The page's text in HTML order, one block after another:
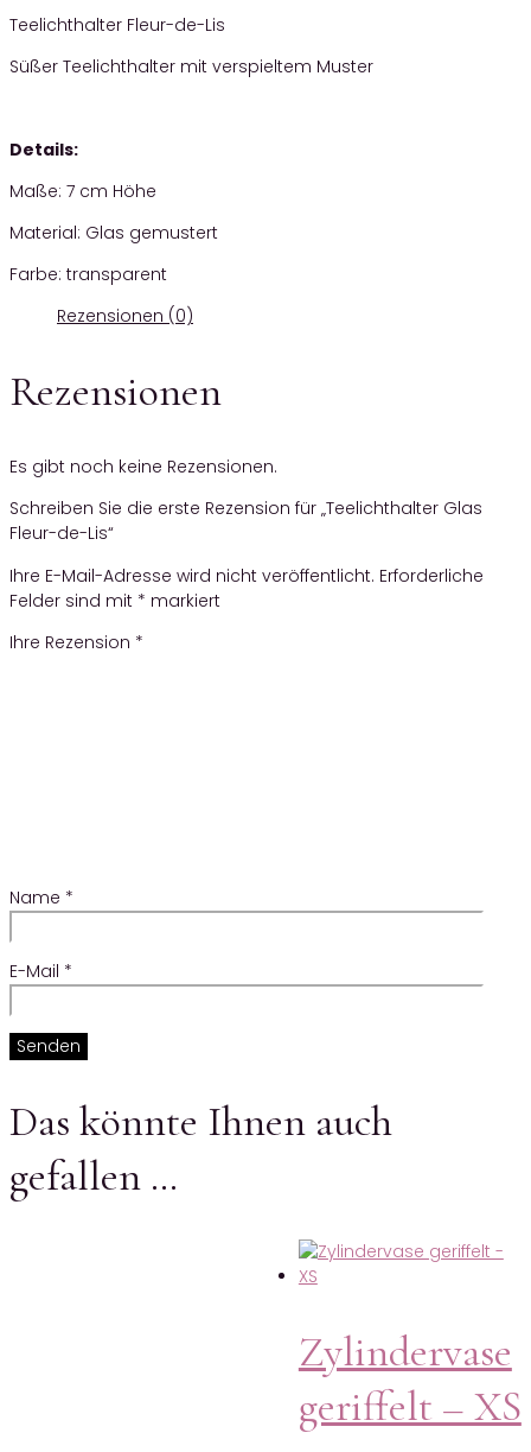
Teelichthalter Fleur-de-Lis
Süßer Teelichthalter mit verspieltem Muster
Details:
Maße: 7 cm Höhe
Material: Glas gemustert
Farbe: transparent
Rezensionen (0)
Rezensionen
Es gibt noch keine Rezensionen.
Schreiben Sie die erste Rezension für „Teelichthalter Glas
Fleur-de-Lis“
Ihre E-Mail-Adresse wird nicht veröffentlicht. Erforderliche
Felder sind mit * markiert
Ihre Rezension *
Name *
E-Mail *
Das könnte Ihnen auch
gefallen …
Zylindervase
geriffelt – XS